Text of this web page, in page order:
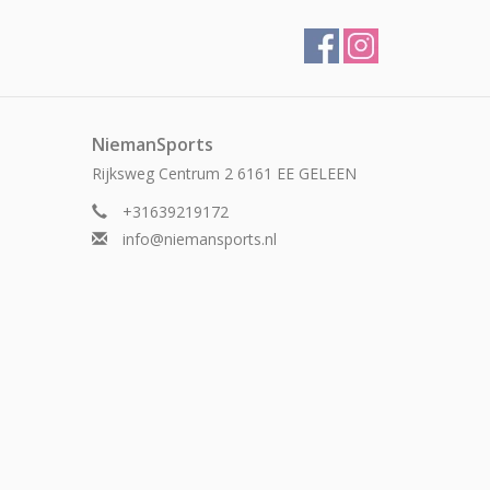
NiemanSports
Rijksweg Centrum 2 6161 EE GELEEN
+31639219172
info@niemansports.nl